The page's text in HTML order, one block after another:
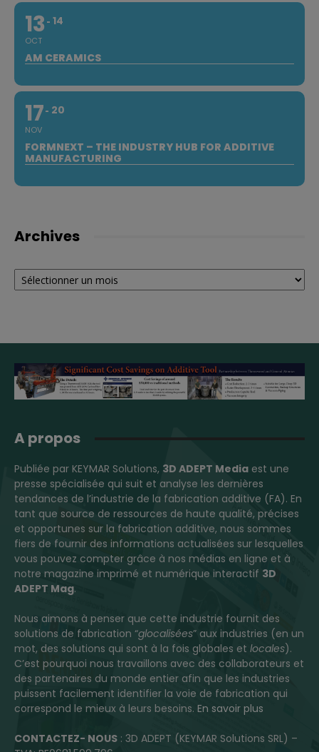
13
OCT
14
AM CERAMICS
17
NOV
20
FORMNEXT – THE INDUSTRY HUB FOR ADDITIVE
MANUFACTURING
Archives
Archives
A propos
Publiée par KEYMAR Solutions, 3D ADEPT Media est une
presse spécialisée qui suit et analyse les dernières
tendances de l’industrie de la fabrication additive (FA). En
tant que source de ressources de haute qualité, précises
et opportunes sur la fabrication additive, nous sommes
fiers de fournir des informations actualisées sur lesquelles
vous pouvez compter grâce à nos médias en ligne et à
notre magazine imprimé et numérique interactif 3D
ADEPT Mag.
Nous aimons à penser que cette industrie fournit des
solutions de fabrication “glocalisées” aux industries (en un
mot, des solutions qui sont à la fois globales et locales).
C’est pourquoi nous travaillons avec des collaborateurs et
des partenaires du monde entier afin que les industries
puissent facilement identifier la voie de fabrication qui
correspond le mieux à leurs besoins. En savoir plus
CONTACTEZ- NOUS : 3D ADEPT (KEYMAR Solutions SRL) –